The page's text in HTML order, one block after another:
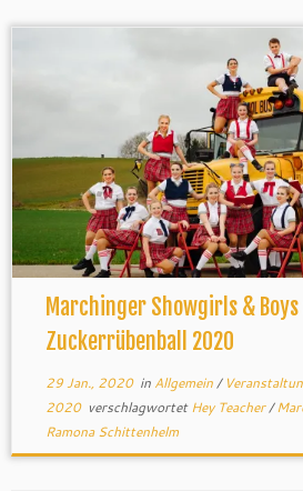
Marchinger Showgirls & Boys
Zuckerrübenball 2020
29 Jan., 2020in Allgemein/
2020 verschlagwortetHey Teacher/
Ramona Schittenhelm